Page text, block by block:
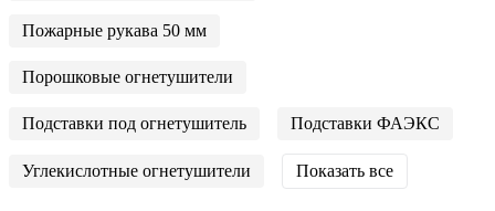
Пожарные рукава 50 мм
Порошковые огнетушители
Подставки под огнетушитель Подставки ФАЭКС
Углекислотные огнетушители Показать все